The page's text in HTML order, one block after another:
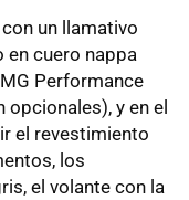
un llamativo
en cuero nappa
Performance
y en el
el revestimiento
los
el volante con la